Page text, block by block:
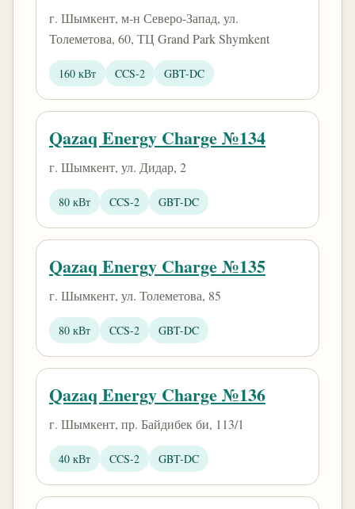
г. Шымкент, м-н Северо-Запад, ул.
Толеметова, 60, ТЦ Grand Park Shymkent
160 кВт CCS-2 GBT-DC
Qazaq Energy Charge №134
г. Шымкент, ул. Дидар, 2
80 кВт CCS-2 GBT-DC
Qazaq Energy Charge №135
г. Шымкент, ул. Толеметова, 85
80 кВт CCS-2 GBT-DC
Qazaq Energy Charge №136
г. Шымкент, пр. Байдибек би, 113/1
40 кВт CCS-2 GBT-DC